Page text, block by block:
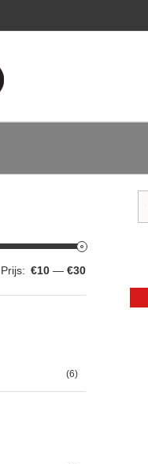
Min.
Max.
Prijs: €10 — €30
(6)